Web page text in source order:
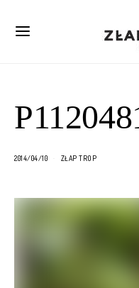
2014/04/10 ZŁAP TROP